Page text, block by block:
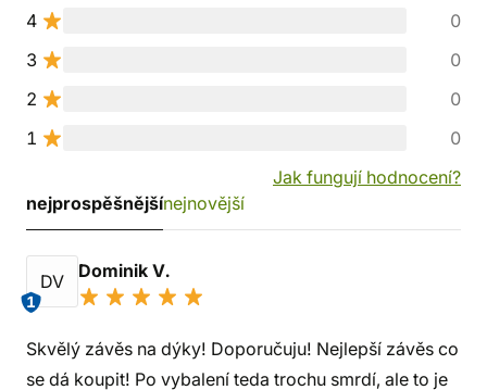
4
0
3
0
2
0
1
0
Jak fungují hodnocení?
nejprospěšnějšínejnovější
DV
1
Dominik V.
Skvělý závěs na dýky! Doporučuju! Nejlepší závěs co
se dá koupit! Po vybalení teda trochu smrdí, ale to je